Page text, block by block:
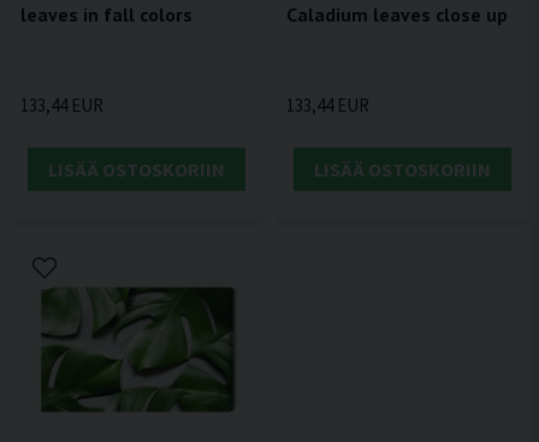
leaves in fall colors
133,44 EUR
LISÄÄ OSTOSKORIIN
Caladium leaves close up
133,44 EUR
LISÄÄ OSTOSKORIIN